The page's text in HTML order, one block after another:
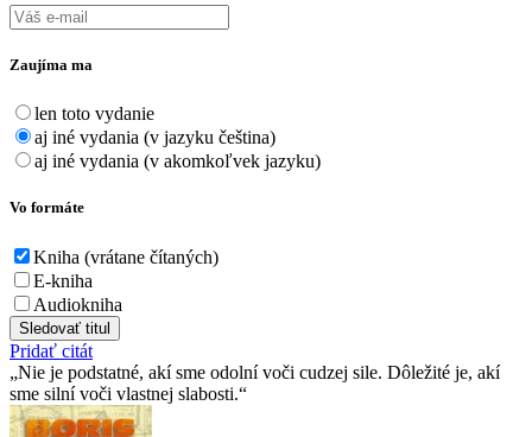
Zaujíma ma
len toto vydanie
aj iné vydania (v jazyku čeština)
aj iné vydania (v akomkoľvek jazyku)
Vo formáte
Kniha (vrátane čítaných)
E-kniha
Audiokniha
Sledovať titul
Pridať citát
Nie je podstatné, akí sme odolní voči cudzej sile. Dôležité je, akí
sme silní voči vlastnej slabosti.